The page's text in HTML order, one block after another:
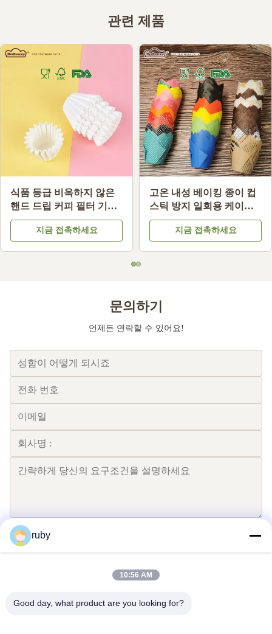
관련 제품
식품 등급 비옥하지 않은
핸드 드립 커피 필터 기름
내성 커피 필터 종이 호환
지금 접촉하세요
고온 내성 베이킹 종이 컵
스틱 방지 일회용 케이크
라인
지금 접촉하세요
문의하기
언제든 연락할 수 있어요!
ruby
10:56 AM
Good day, what product are you looking for?